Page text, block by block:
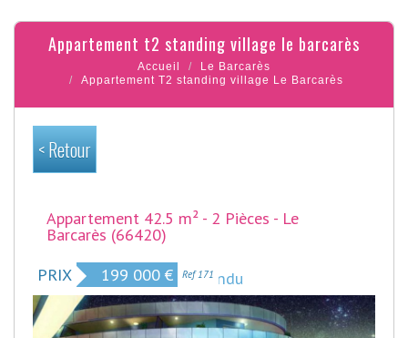
appartement t2 standing village le barcarès
Accueil
Le Barcarès
Appartement T2 standing village Le Barcarès
< Retour
Appartement 42.5 m² - 2 Pièces - Le
Barcarès (66420)
PRIX
199 000 € Ref 171
Bien vendu